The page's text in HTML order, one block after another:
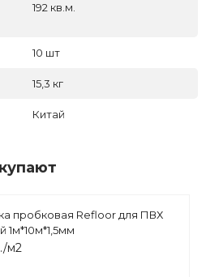
192 кв.м.
10 шт
15,3 кг
Китай
пробковая Refloor для ПВХ
1м*10м*1,5мм
м2